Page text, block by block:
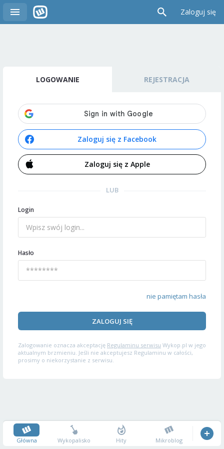
Zaloguj się
LOGOWANIE REJESTRACJA
Zaloguj się z Facebook
Zaloguj się z Apple
LUB
Login
Hasło
nie pamiętam hasła
ZALOGUJ SIĘ
Zalogowanie oznacza akceptację Regulaminu serwisu Wykop.pl w jego
aktualnym brzmieniu. Jeśli nie akceptujesz Regulaminu w całości,
prosimy o niekorzystanie z serwisu.
Główna Wykopalisko Hity Mikroblog